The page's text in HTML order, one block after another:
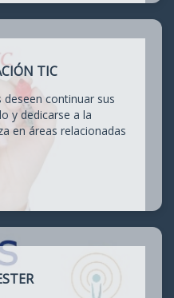
TIC
continuar sus
y dedicarse a la
en áreas relacionadas